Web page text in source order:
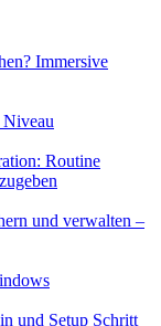
Immersive
Niveau
Routine
und verwalten –
und Setup Schritt